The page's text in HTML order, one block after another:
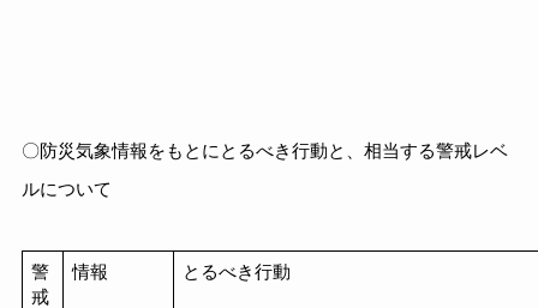
〇防災気象情報をもとにとるべき行動と、相当する警戒レベ
ルについて
警
戒
情報 とるべき行動